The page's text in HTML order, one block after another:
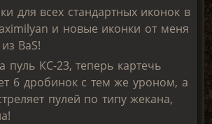
для всех стандартных иконок в
и новые иконки от меня
BaS!
пуль КС-23, теперь картечь
6 дробинок с тем же уроном, а
пулей по типу жекана,